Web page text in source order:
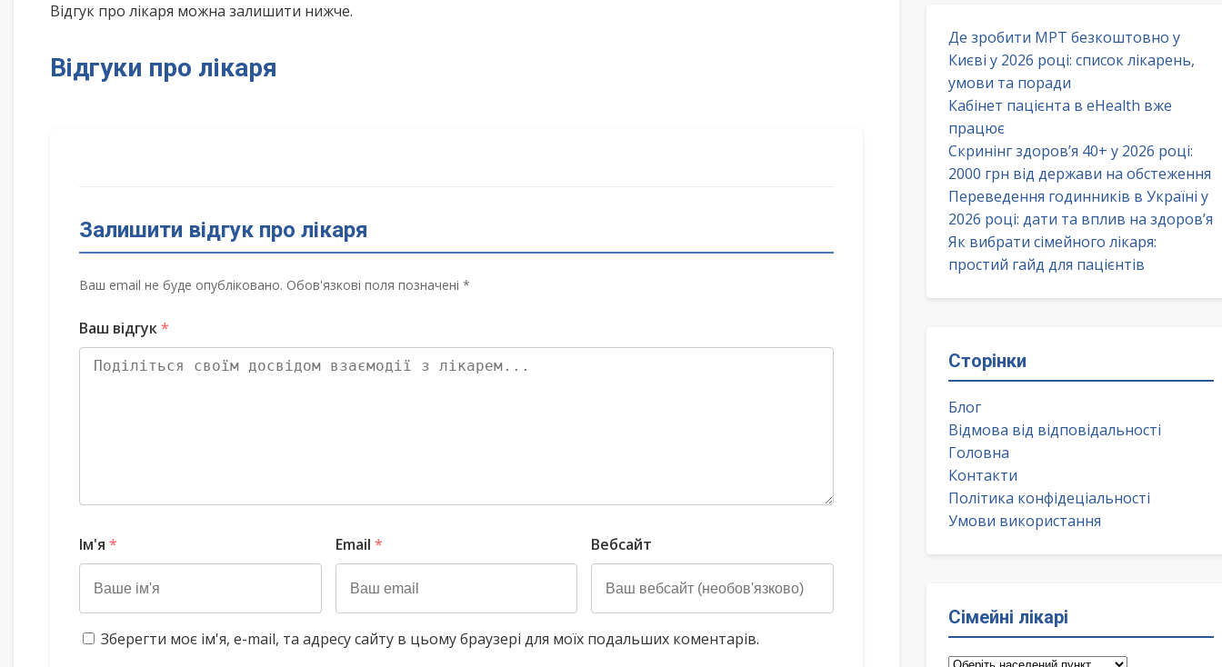
Відгук про лікаря можна залишити нижче.
Відгуки про лікаря
Залишити відгук про лікаря
Ваш email не буде опубліковано. Обов'язкові поля позначені *
Ваш відгук*
Ім'я * Email * Вебсайт
Зберегти моє ім'я, e-mail, та адресу сайту в цьому браузері для моїх подальших коментарів.
Де зробити МРТ безкоштовно у
Києві у 2026 році: список лікарень,
умови та поради
Кабінет пацієнта в eHealth вже
працює
Скринінг здоров’я 40+ у 2026 році:
2000 грн від держави на обстеження
Переведення годинників в Україні у
2026 році: дати та вплив на здоров’я
Як вибрати сімейного лікаря:
простий гайд для пацієнтів
Сторінки
Блог
Відмова від відповідальності
Головна
Контакти
Політика конфідеціальності
Умови використання
Сімейні лікарі
Сімейні